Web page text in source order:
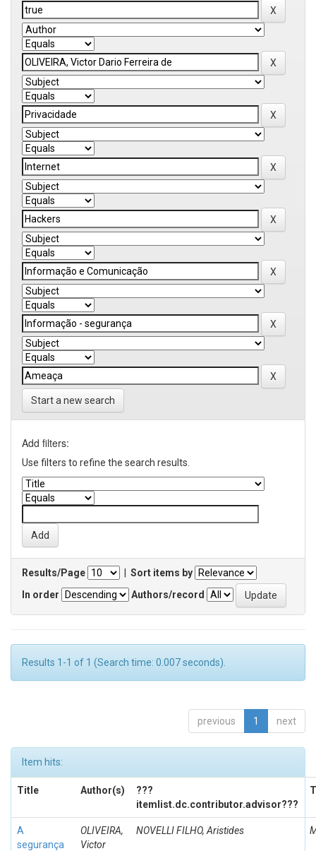
Start a new search
Add filters:
Use filters to refine the search results.
Results/Page
Sort items by
In order
Authors/record
Results 1-1 of 1 (Search time: 0.007 seconds).
previous 1 next
Item hits:
Title Author(s)
???
itemlist.dc.contributor.advisor???
A
segurança
OLIVEIRA,
Victor
NOVELLI FILHO, Aristides